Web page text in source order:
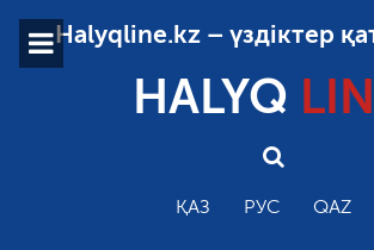
Halyqline.kz – үздіктер
HALYQ
ҚАЗ РУС QAZ